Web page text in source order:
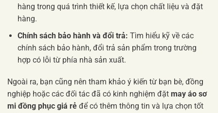
hàng trong quá trình thiết kế, lựa chọn chất liệu và đặt
hàng.
Chính sách bảo hành và đổi trả: Tìm hiểu kỹ về các
chính sách bảo hành, đổi trả sản phẩm trong trường
hợp có lỗi từ phía nhà sản xuất.
Ngoài ra, bạn cũng nên tham khảo ý kiến từ bạn bè, đồng
nghiệp hoặc các đối tác đã có kinh nghiệm đặt may áo sơ
mi đồng phục giá rẻ để có thêm thông tin và lựa chọn tốt